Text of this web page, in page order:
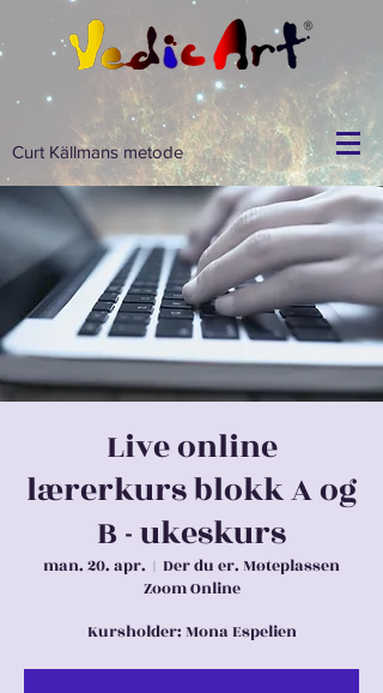
Curt Källmans metode
Live online
lærerkurs blokk A og
B - ukeskurs
man. 20. apr.
  |
Der du er. Møteplassen
Zoom Online
Kursholder: Mona Espelien